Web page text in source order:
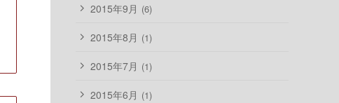
2015年9月 (6)
2015年8月 (1)
2015年7月 (1)
2015年6月 (1)